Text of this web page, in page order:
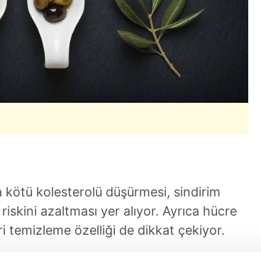
kötü kolesterolü düşürmesi, sindirim
azaltması yer alıyor. Ayrıca hücre
temizleme özelliği de dikkat çekiyor.